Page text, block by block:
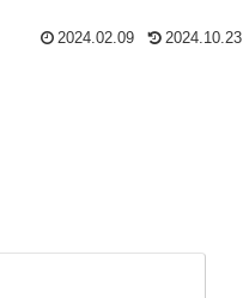
2024.02.09 2024.10.23